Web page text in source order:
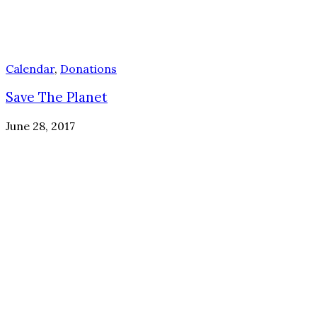
Calendar, Donations
Save The Planet
June 28, 2017